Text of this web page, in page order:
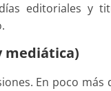
editoriales y
mediática)
En poco más